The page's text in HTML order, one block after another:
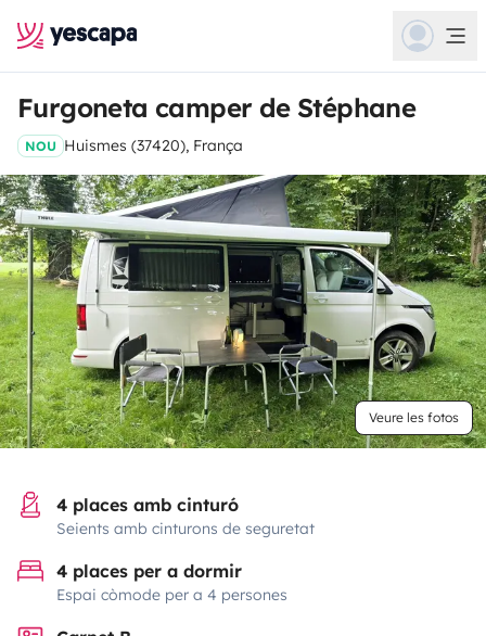
Furgoneta camper de Stéphane
NOU Huismes (37420), França
Veure les fotos
4 places amb cinturó
Seients amb cinturons de seguretat
4 places per a dormir
Espai còmode per a 4 persones